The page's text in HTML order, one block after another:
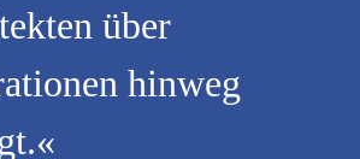
über
hinweg